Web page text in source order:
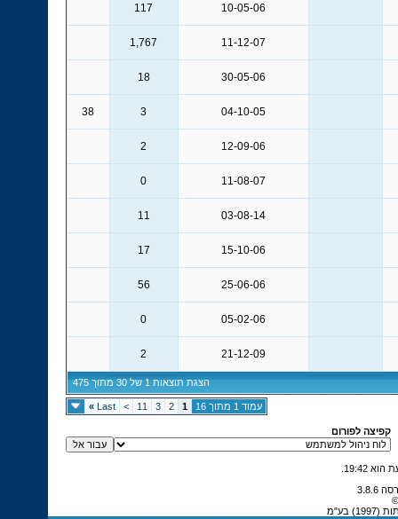
10-05-06
117
11-12-07
1,767
30-05-06
18
04-10-05
3
38
12-09-06
2
11-08-07
0
03-08-14
11
15-10-06
17
25-06-06
56
05-02-06
0
21-12-09
2
הצגת תוצאות 1 של 30 מתוך 475
עמוד 1 מתוך 16 1
2
3
11
>
Last
»
קפיצה לפורום
19:42
בע"מ